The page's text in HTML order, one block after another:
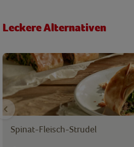
Leckere Alternativen
Spinat-Fleisch-Strudel